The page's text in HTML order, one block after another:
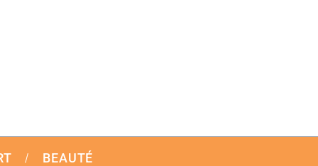
BEAUTÉ